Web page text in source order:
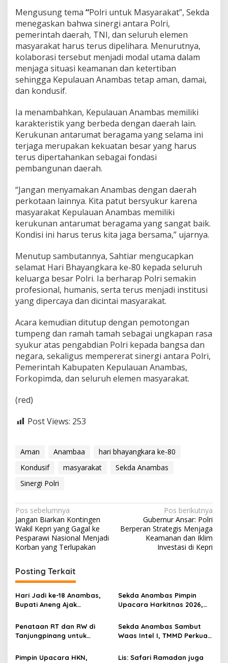
Mengusung tema “Polri untuk Masyarakat”, Sekda
menegaskan bahwa sinergi antara Polri,
pemerintah daerah, TNI, dan seluruh elemen
masyarakat harus terus dipelihara. Menurutnya,
kolaborasi tersebut menjadi modal utama dalam
menjaga situasi keamanan dan ketertiban
sehingga Kepulauan Anambas tetap aman, damai,
dan kondusif.
Ia menambahkan, Kepulauan Anambas memiliki
karakteristik yang berbeda dengan daerah lain.
Kerukunan antarumat beragama yang selama ini
terjaga merupakan kekuatan besar yang harus
terus dipertahankan sebagai fondasi
pembangunan daerah.
“Jangan menyamakan Anambas dengan daerah
perkotaan lainnya. Kita patut bersyukur karena
masyarakat Kepulauan Anambas memiliki
kerukunan antarumat beragama yang sangat baik.
Kondisi ini harus terus kita jaga bersama,” ujarnya.
Menutup sambutannya, Sahtiar mengucapkan
selamat Hari Bhayangkara ke-80 kepada seluruh
keluarga besar Polri. Ia berharap Polri semakin
profesional, humanis, serta terus menjadi institusi
yang dipercaya dan dicintai masyarakat.
Acara kemudian ditutup dengan pemotongan
tumpeng dan ramah tamah sebagai ungkapan rasa
syukur atas pengabdian Polri kepada bangsa dan
negara, sekaligus mempererat sinergi antara Polri,
Pemerintah Kabupaten Kepulauan Anambas,
Forkopimda, dan seluruh elemen masyarakat.
(red)
Post Views: 253
Aman Anambaa
hari bhayangkara ke-80
Kondusif
masyarakat
Sekda Anambas
Sinergi Polri
N
a
v
i
g
a
s
i
p
o
s
Pos sebelumnya
Jangan Biarkan Kontingen
Wakil Kepri yang Gagal ke
Pesparawi Nasional Menjadi
Korban yang Terlupakan
Pos berikutnya
Gubernur Ansar: Polri
Berperan Strategis Menjaga
Keamanan dan Iklim
Investasi di Kepri
Posting Terkait
Hari Jadi ke-18 Anambas,
Bupati Aneng Ajak
Membangun Daerah
Sekda Anambas Pimpin
Upacara Harkitnas 2026,
Komunikasi dan Digital RI
Penataan RT dan RW di
Tanjungpinang untuk
dan Kualitas Hidup
Sekda Anambas Sambut
Waas Intel I, TMMD Perkuat
Rakyat di Desa Mubur
Pimpin Upacara HKN,
Lis: Safari Ramadan juga